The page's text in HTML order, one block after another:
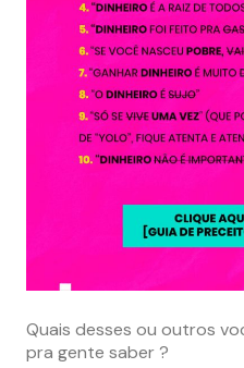
Quais desses ou outros
pra gente saber ?